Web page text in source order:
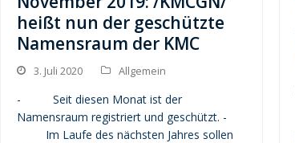
heißt nun der geschützte
Namensraum der KMC
3. Juli 2020 Allgemein
- Seit diesen Monat ist der
Namensraum registriert und geschützt. -
Im Laufe des nächsten Jahres sollen